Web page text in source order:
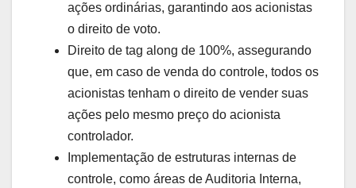
ações ordinárias, garantindo aos acionistas
o direito de voto.
Direito de tag along de 100%, assegurando
que, em caso de venda do controle, todos os
acionistas tenham o direito de vender suas
ações pelo mesmo preço do acionista
controlador.
Implementação de estruturas internas de
controle, como áreas de Auditoria Interna,